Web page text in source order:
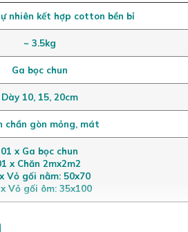
nhiên kết hợp cotton bền bỉ
~ 3.5kg
Ga bọc chun
Dày 10, 15, 20cm
chần gòn mỏng, mát
01 x Ga bọc chun
x Chăn 2mx2m2
Vỏ gối nằm: 50x70
Vỏ gối ôm: 35x100